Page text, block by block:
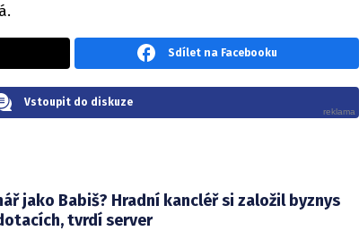
Sdílet na Facebooku
Vstoupit do diskuze
jako Babiš? Hradní kancléř si založil byznys
tvrdí server